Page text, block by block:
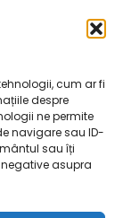
cum ar fi
despre
ne permite
navigare sau ID-
sau îți
asupra